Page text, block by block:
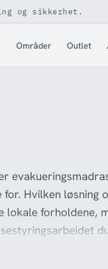
og sikkerhet.
Områder Outlet
for. Hvilken
forholdene,